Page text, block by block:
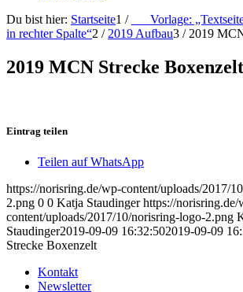
Du bist hier: Startseite1 /
___Vorlage:
in rechter Spalte“2 / 2019 Aufbau3 / 2019
2019 MCN Strecke Boxenzelt
Eintrag teilen
Teilen auf WhatsApp
https://norisring.de/wp-content/uploads/2017/
2.png 0 0 Katja Staudinger https://norisring.de/
content/uploads/2017/10/norisring-logo-2.png
Staudinger2019-09-09 16:32:502019-09-09
Strecke Boxenzelt
Kontakt
Newsletter